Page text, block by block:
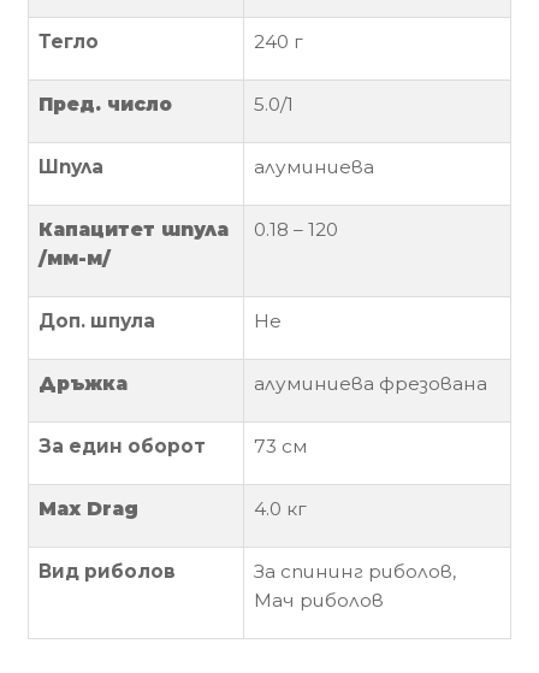
“бисквитки”
(Cookie)
Copyright
Всички
права
запазени.
Интернет
Маркетинг
от
Тегло 240 г
Пред. число 5.0/1
Шпула алуминиева
Капацитет шпула
/мм-м/
0.18 – 120
Доп. шпула Не
Дръжка алуминиева фрезована
За един оборот 73 см
Max Drag 4.0 кг
Вид риболов За спининг риболов,
Мач риболов